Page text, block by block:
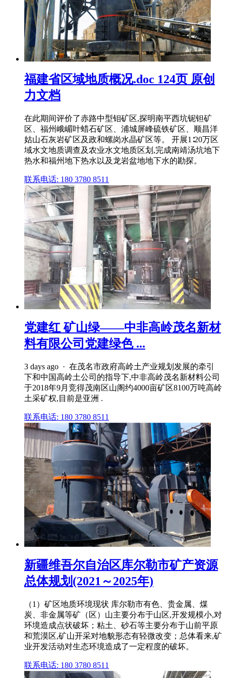
福建省区域地质概况.doc 124页 原创
力文档
在此期间评价了赤路中型钼矿区,探明南平西坑铌钽矿
区、福州峨嵋叶蜡石矿区、浦城屏峰硫铁矿区、顺昌洋
姑山石灰岩矿区及政和螺岗水晶矿区等。 开展1∶20万区
域水文地质调查及农业水文地质区划,完成南靖汤坑地下
热水和福州地下热水以及龙岩盆地地下水的勘探。
联系电话: 180 3780 8511
党建红 矿山绿——中非高岭茂名新材
料有限公司党建绿色 ...
3 days ago · 在茂名市政府高岭土产业规划发展的牵引
下和中国高岭土公司的指导下,中非高岭茂名新材料公司
于2018年9月竞得茂南区山阁约4000亩矿区8100万吨高岭
土采矿权,目前是亚洲 .
联系电话: 180 3780 8511
新疆维吾尔自治区库尔勒市矿产资源
总体规划(2021～2025年)
（1）矿区地质环境现状 库尔勒市有色、贵金属、煤
炭、非金属等矿（区）山主要分布于山区,开发规模小,对
环境造成点状破坏；粘土、砂石等主要分布于山前平原
和荒漠区,矿山开采对地貌形态有轻微改变；总体看来,矿
业开发活动对生态环境造成了一定程度的破坏。
联系电话: 180 3780 8511